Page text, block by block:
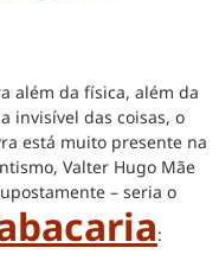
além da física, além da
invisível das coisas, o
está muito presente na
Valter Hugo Mãe
– seria o
: